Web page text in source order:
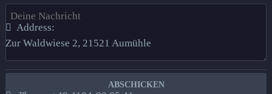
Address:
Zur Waldwiese 2, 21521 Aumühle​